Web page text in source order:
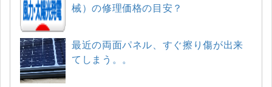
械）の修理価格の目安？
最近の両面パネル、すぐ擦り傷が出来
てしまう。。